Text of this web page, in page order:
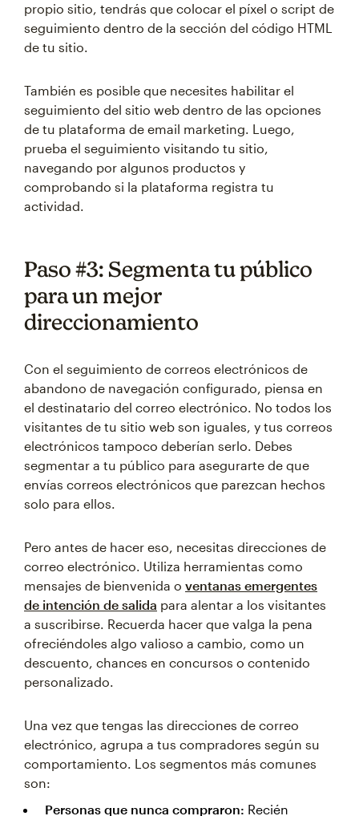
propio sitio, tendrás que colocar el píxel o script de
seguimiento dentro de la sección del código HTML
de tu sitio.
También es posible que necesites habilitar el
seguimiento del sitio web dentro de las opciones
de tu plataforma de email marketing. Luego,
prueba el seguimiento visitando tu sitio,
navegando por algunos productos y
comprobando si la plataforma registra tu
actividad.
Paso #3: Segmenta tu público
para un mejor
direccionamiento
Con el seguimiento de correos electrónicos de
abandono de navegación configurado, piensa en
el destinatario del correo electrónico. No todos los
visitantes de tu sitio web son iguales, y tus correos
electrónicos tampoco deberían serlo. Debes
segmentar a tu público para asegurarte de que
envías correos electrónicos que parezcan hechos
solo para ellos.
Pero antes de hacer eso, necesitas direcciones de
correo electrónico. Utiliza herramientas como
mensajes de bienvenida o ventanas emergentes
de intención de salida para alentar a los visitantes
a suscribirse. Recuerda hacer que valga la pena
ofreciéndoles algo valioso a cambio, como un
descuento, chances en concursos o contenido
personalizado.
Una vez que tengas las direcciones de correo
electrónico, agrupa a tus compradores según su
comportamiento. Los segmentos más comunes
son:
Personas que nunca compraron: Recién